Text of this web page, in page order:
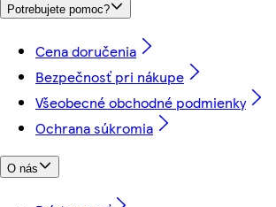
Potrebujete pomoc?
Cena doručenia
Bezpečnosť pri nákupe
Všeobecné obchodné podmienky
Ochrana súkromia
O nás